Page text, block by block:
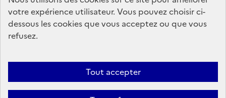
DSDEN du Lot
1 place Jean-Jacques Chapou
46000 Cahors
Accessibilité : non conforme Mentions Légales
Connexion
votre expérience utilisateur. Vous pouvez choisir ci-
dessous les cookies que vous acceptez ou que vous
refusez.
Tout accepter